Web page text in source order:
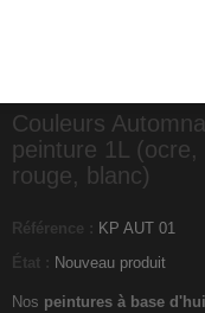
Couleurs
peinture 1L (ocre,
rouge, blanc)
Référence : KP AUT 01
État : Nouveau produit
Nos peintures à base